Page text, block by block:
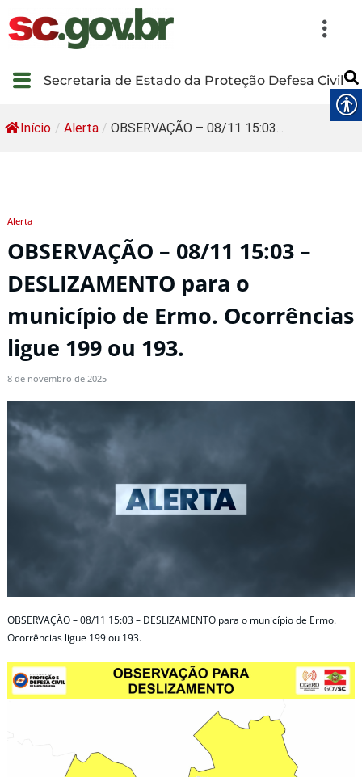
Secretaria de Estado da Proteção Defesa Civil
Início / Alerta / OBSERVAÇÃO – 08/11 15:03...
Alerta
OBSERVAÇÃO – 08/11 15:03 –
DESLIZAMENTO para o
município de Ermo. Ocorrências
ligue 199 ou 193.
8 de novembro de 2025
OBSERVAÇÃO – 08/11 15:03 – DESLIZAMENTO para o município de Ermo.
Ocorrências ligue 199 ou 193.